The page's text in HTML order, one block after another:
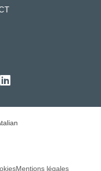
Mentions légales